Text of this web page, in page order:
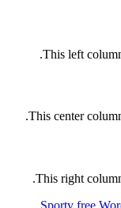
This left
This center
This right
Sporty free